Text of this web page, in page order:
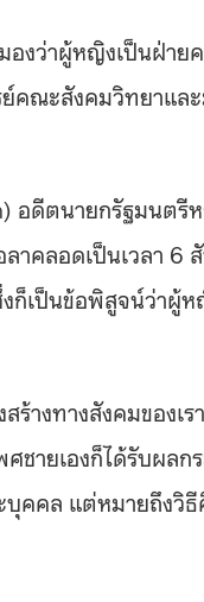
องว่าผู้หญิงเป็นฝ่าย
คณะสังคมวิทยาแล
) อดีตนายกรัฐมนตรี
าคลอดเป็นเวลา 6
เป็นข้อพิสูจน์ว่าผู้ห
างทางสังคมของเร
ชายเองก็ได้รับผล
บุคคล แต่หมายถึง